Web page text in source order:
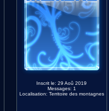
Inscrit le: 29 Aoû 2019
Messages: 1
Localisation: Territoire des montagnes